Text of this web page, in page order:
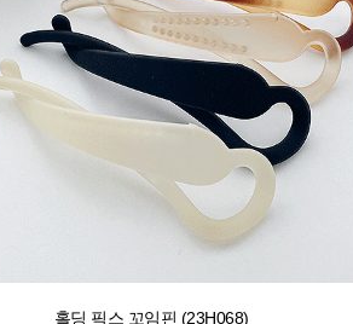
홀딩 픽스 꼬임핀 (23H068)